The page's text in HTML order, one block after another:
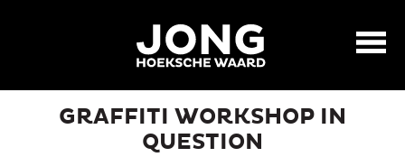
GRAFFITI WORKSHOP IN
QUESTION